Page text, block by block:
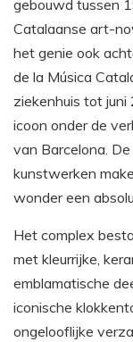
gebouwd tussen
Catalaanse art-
het genie ook
de la Música
ziekenhuis tot
icoon onder de
van Barcelona.
kunstwerken
wonder een
Het complex
met kleurrijke,
emblamatische
iconische
ongelooflijke